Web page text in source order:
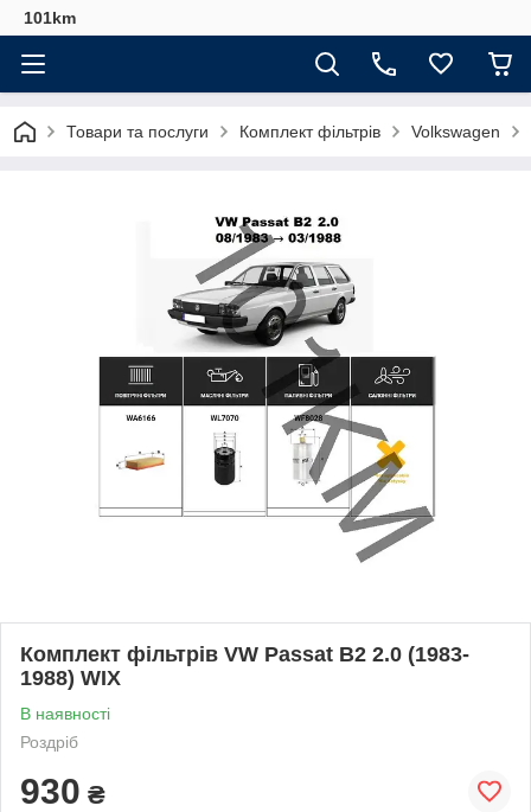
101km
Товари та послуги Комплект фільтрів Volkswagen
Комплект фільтрів VW Passat B2 2.0 (1983-
1988) WIX
В наявності
Роздріб
930 ₴